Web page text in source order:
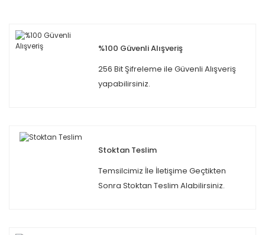
%100 Güvenli Alışveriş
256 Bit Şifreleme ile Güvenli Alışveriş
yapabilirsiniz.
Stoktan Teslim
Temsilcimiz İle İletişime Geçtikten
Sonra Stoktan Teslim Alabilirsiniz.